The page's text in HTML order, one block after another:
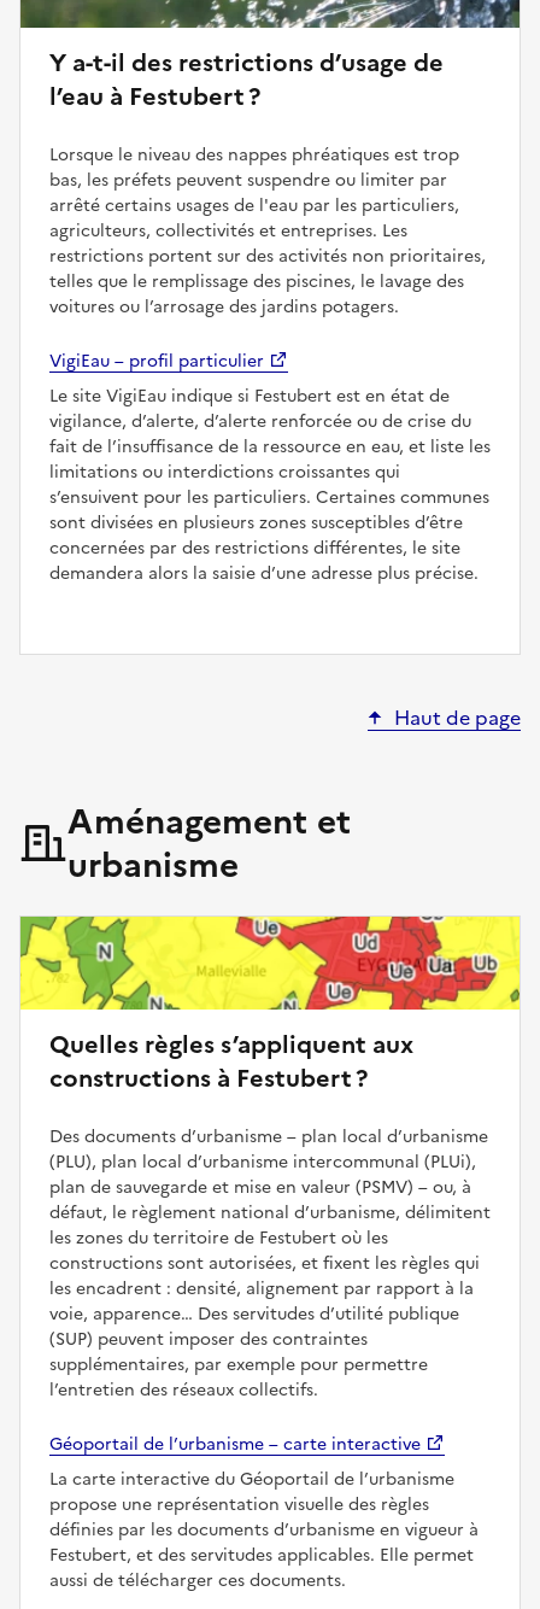
Y a-t-il des restrictions d’usage de
l’eau à Festubert ?
Lorsque le niveau des nappes phréatiques est trop
bas, les préfets peuvent suspendre ou limiter par
arrêté certains usages de l'eau par les particuliers,
agriculteurs, collectivités et entreprises. Les
restrictions portent sur des activités non prioritaires,
telles que le remplissage des piscines, le lavage des
voitures ou l’arrosage des jardins potagers.
VigiEau – profil particulier
Le site VigiEau indique si Festubert est en état de
vigilance, d’alerte, d’alerte renforcée ou de crise du
fait de l’insuffisance de la ressource en eau, et liste les
limitations ou interdictions croissantes qui
s’ensuivent pour les particuliers. Certaines communes
sont divisées en plusieurs zones susceptibles d’être
concernées par des restrictions différentes, le site
demandera alors la saisie d’une adresse plus précise.
Haut de page
Aménagement et
urbanisme
Quelles règles s’appliquent aux
constructions à Festubert ?
Des documents d’urbanisme – plan local d’urbanisme
(PLU), plan local d’urbanisme intercommunal (PLUi),
plan de sauvegarde et mise en valeur (PSMV) – ou, à
défaut, le règlement national d’urbanisme, délimitent
les zones du territoire de Festubert où les
constructions sont autorisées, et fixent les règles qui
les encadrent : densité, alignement par rapport à la
voie, apparence… Des servitudes d’utilité publique
(SUP) peuvent imposer des contraintes
supplémentaires, par exemple pour permettre
l’entretien des réseaux collectifs.
Géoportail de l’urbanisme – carte interactive
La carte interactive du Géoportail de l’urbanisme
propose une représentation visuelle des règles
définies par les documents d’urbanisme en vigueur à
Festubert, et des servitudes applicables. Elle permet
aussi de télécharger ces documents.